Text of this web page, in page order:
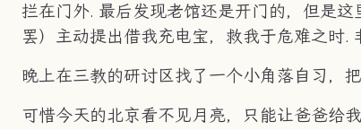
拦在门外. 最后发现老馆还是开门的，但是
罢）主动提出借我充电宝，救我于危难之时
晚上在三教的研讨区找了一个小角落自习，
可惜今天的北京看不见月亮，只能让爸爸给